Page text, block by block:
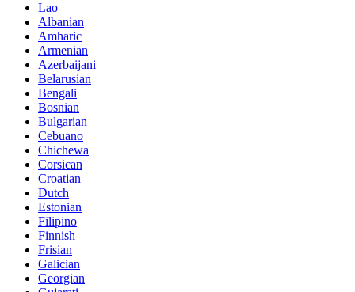
Lao
Albanian
Amharic
Armenian
Azerbaijani
Belarusian
Bengali
Bosnian
Bulgarian
Cebuano
Chichewa
Corsican
Croatian
Dutch
Estonian
Filipino
Finnish
Frisian
Galician
Georgian